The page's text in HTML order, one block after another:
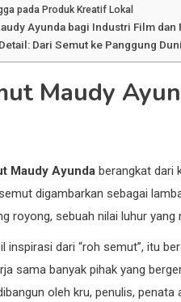
pada Produk Kreatif Lokal
Ayunda bagi Industri Film dan
Dari Semut ke Panggung
Maudy
Maudy Ayunda berangkat dari
digambarkan sebagai
royong, sebuah nilai luhur yang
inspirasi dari “roh semut”, itu
sama banyak pihak yang
oleh kru, penulis,